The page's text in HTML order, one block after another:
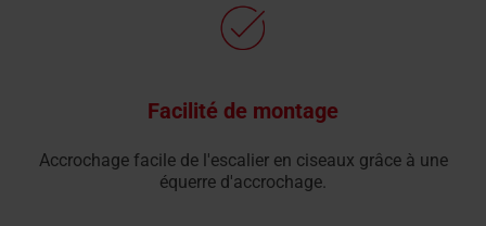
Facilité de montage
Accrochage facile de l'escalier en ciseaux grâce à une
équerre d'accrochage.